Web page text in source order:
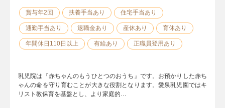
賞与年2回 扶養手当あり 住宅手当あり
通勤手当あり 退職金あり 産休あり 育休あり
年間休日110日以上 有給あり 正職員登用あり
乳児院は『赤ちゃんのもうひとつのおうち』です。お預かりした赤ち
ゃんの命を守り育むことが大きな役割となります。愛泉乳児園ではキ
リスト教保育を基盤とし、より家庭的…